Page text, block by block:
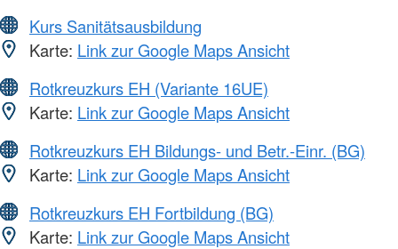
Kurs Sanitätsausbildung
Karte: Link zur Google Maps Ansicht
Rotkreuzkurs EH (Variante 16UE)
Karte: Link zur Google Maps Ansicht
Rotkreuzkurs EH Bildungs- und Betr.-Einr. (BG)
Karte: Link zur Google Maps Ansicht
Rotkreuzkurs EH Fortbildung (BG)
Karte: Link zur Google Maps Ansicht